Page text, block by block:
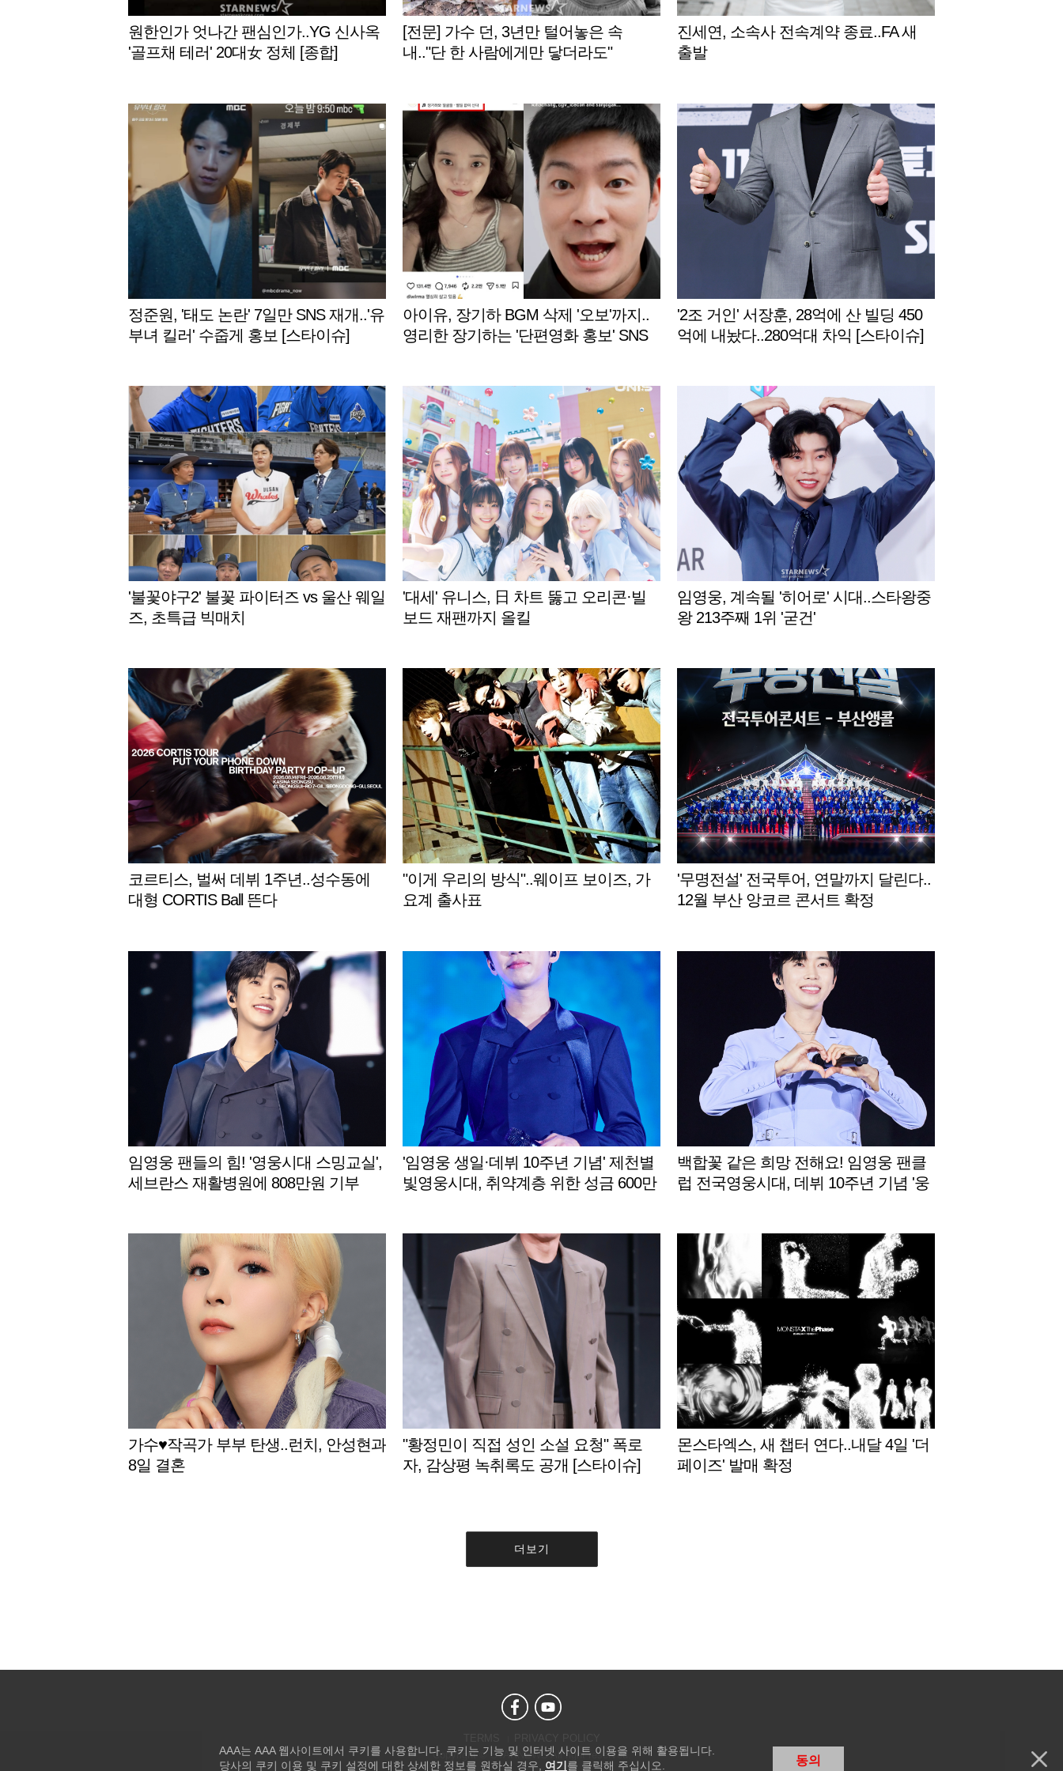
원한인가 엇나간 팬심인가..YG 신사옥
'골프채 테러' 20대女 정체 [종합]
[전문] 가수 던, 3년만 털어놓은 속
내.."단 한 사람에게만 닿더라도"
진세연, 소속사 전속계약 종료..FA 새
출발
정준원, '태도 논란' 7일만 SNS 재개..'유
부녀 킬러' 수줍게 홍보 [스타이슈]
아이유, 장기하 BGM 삭제 '오보'까지..
영리한 장기하는 '단편영화 홍보' SNS
'2조 거인' 서장훈, 28억에 산 빌딩 450
억에 내놨다..280억대 차익 [스타이슈]
'불꽃야구2' 불꽃 파이터즈 vs 울산 웨일
즈, 초특급 빅매치
'대세' 유니스, 日 차트 뚫고 오리콘·빌
보드 재팬까지 올킬
임영웅, 계속될 '히어로' 시대..스타왕중
왕 213주째 1위 '굳건'
코르티스, 벌써 데뷔 1주년..성수동에
대형 CORTIS Ball 뜬다
"이게 우리의 방식"..웨이프 보이즈, 가
요계 출사표
'무명전설' 전국투어, 연말까지 달린다..
12월 부산 앙코르 콘서트 확정
임영웅 팬들의 힘! '영웅시대 스밍교실',
세브란스 재활병원에 808만원 기부
'임영웅 생일·데뷔 10주년 기념' 제천별
빛영웅시대, 취약계층 위한 성금 600만
백합꽃 같은 희망 전해요! 임영웅 팬클
럽 전국영웅시대, 데뷔 10주년 기념 '웅
가수♥작곡가 부부 탄생..런치, 안성현과
8일 결혼
"황정민이 직접 성인 소설 요청" 폭로
자, 감상평 녹취록도 공개 [스타이슈]
몬스타엑스, 새 챕터 연다..내달 4일 '더
페이즈' 발매 확정
더보기
Copyright © STARNEWS All right reserved.
AAA는 AAA 웹사이트에서 쿠키를 사용합니다. 쿠키는 기능 및 인터넷 사이트 이용을 위해 활용됩니다.
당사의 쿠키 이용 및 쿠키 설정에 대한 상세한 정보를 원하실 경우, 여기 를 클릭해 주십시오. 동의